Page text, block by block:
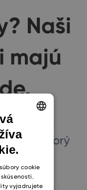
Naši
majú
nás.
na niektorý
ENGLISH
SLOVAK
cookie
vyjadrujete